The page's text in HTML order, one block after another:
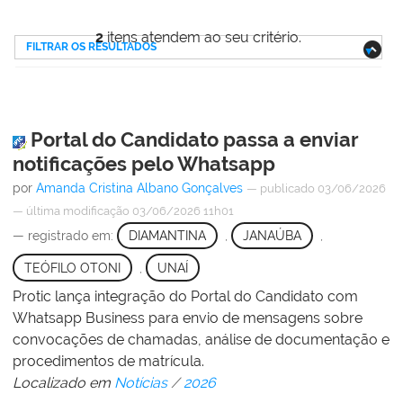
2itens atendem ao seu critério.
FILTRAR OS RESULTADOS
Portal do Candidato passa a enviar
notificações pelo Whatsapp
por Amanda Cristina Albano Gonçalves — publicado 03/06/2026
— última modificação 03/06/2026 11h01
— registrado em: DIAMANTINA JANAÚBA
TEÓFILO OTONI UNAÍ
Protic lança integração do Portal do Candidato com
Whatsapp Business para envio de mensagens sobre
convocações de chamadas, análise de documentação e
procedimentos de matrícula.
Localizado em Notícias /2026